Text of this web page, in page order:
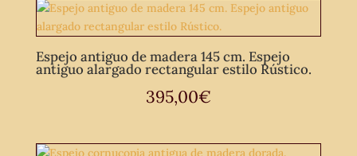
Espejo antiguo de madera 145 cm. Espejo
antiguo alargado rectangular estilo Rústico.
395,00€